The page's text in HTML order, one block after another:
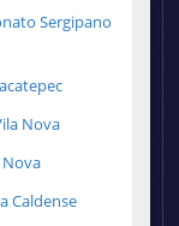
Sergipano
Nova
Nova
Caldense